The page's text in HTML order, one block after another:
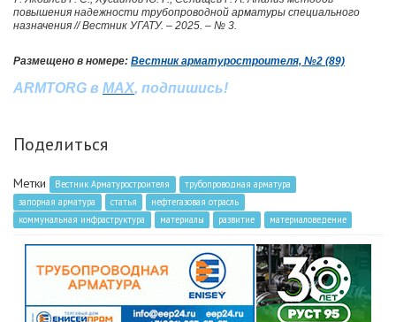
повышения надежности трубопроводной арматуры специального
назначения // Вестник УГАТУ. – 2025. – № 3.
Размещено в номере: Вестник арматуростроителя, №2 (89)
ARMTORG в MAX, подпишись!
Поделиться
Метки Вестник Арматуростроителя
трубопроводная арматура
запорная арматура
статья
нефтегазовая отрасль
коммунальная инфраструктура
материалы развитие материаловедение